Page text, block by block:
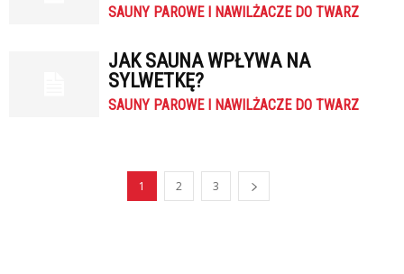
SAUNY PAROWE I NAWILŻACZE DO TWARZ
JAK SAUNA WPŁYWA NA
SYLWETKĘ?
SAUNY PAROWE I NAWILŻACZE DO TWARZ
1 2 3